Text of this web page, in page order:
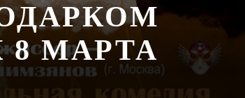
МАРТА